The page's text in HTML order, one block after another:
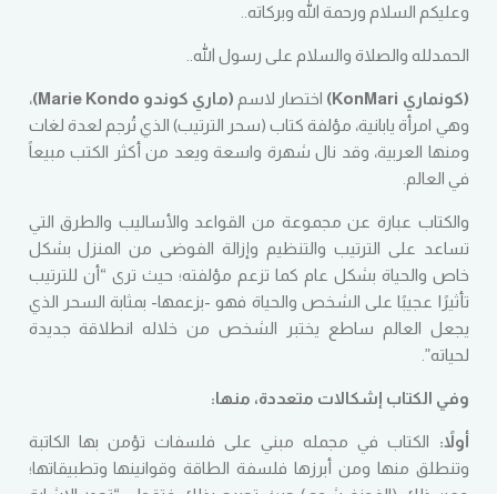
وعليكم السلام ورحمة الله وبركاته..
الحمدلله والصلاة والسلام على رسول الله..
(كونماري KonMari) اختصار لاسم (ماري كوندو Marie Kondo)
،
وهي امرأة يابانية، مؤلفة كتاب (سحر الترتيب) الذي تُرجم لعدة لغات
ومنها العربية، وقد نال شهرة واسعة ويعد من أكثر الكتب مبيعاً
في العالم.
والكتاب عبارة عن مجموعة من القواعد والأساليب والطرق التي
تساعد على الترتيب والتنظيم وإزالة الفوضى من المنزل بشكل
خاص والحياة بشكل عام كما تزعم مؤلفته؛ حيث ترى “أن للترتيب
تأثيرًا عجيبًا على الشخص والحياة فهو -بزعمها- بمثابة السحر الذي
يجعل العالم ساطع يختبر الشخص من خلاله انطلاقة جديدة
لحياته”.
وفي الكتاب إشكالات متعددة، منها:
أولاً: الكتاب في مجمله مبني على فلسفات تؤمن بها الكاتبة
وتنطلق منها ومن أبرزها فلسفة الطاقة وقوانينها وتطبيقاتها؛